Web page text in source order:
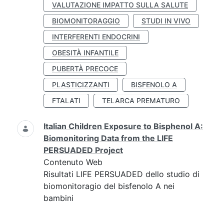
VALUTAZIONE IMPATTO SULLA SALUTE
BIOMONITORAGGIO
STUDI IN VIVO
INTERFERENTI ENDOCRINI
OBESITÀ INFANTILE
PUBERTÀ PRECOCE
PLASTICIZZANTI
BISFENOLO A
FTALATI
TELARCA PREMATURO
Italian Children Exposure to Bisphenol A:
Biomonitoring Data from the LIFE
PERSUADED Project
Contenuto Web
Risultati LIFE PERSUADED dello studio di
biomonitoragio del bisfenolo A nei
bambini